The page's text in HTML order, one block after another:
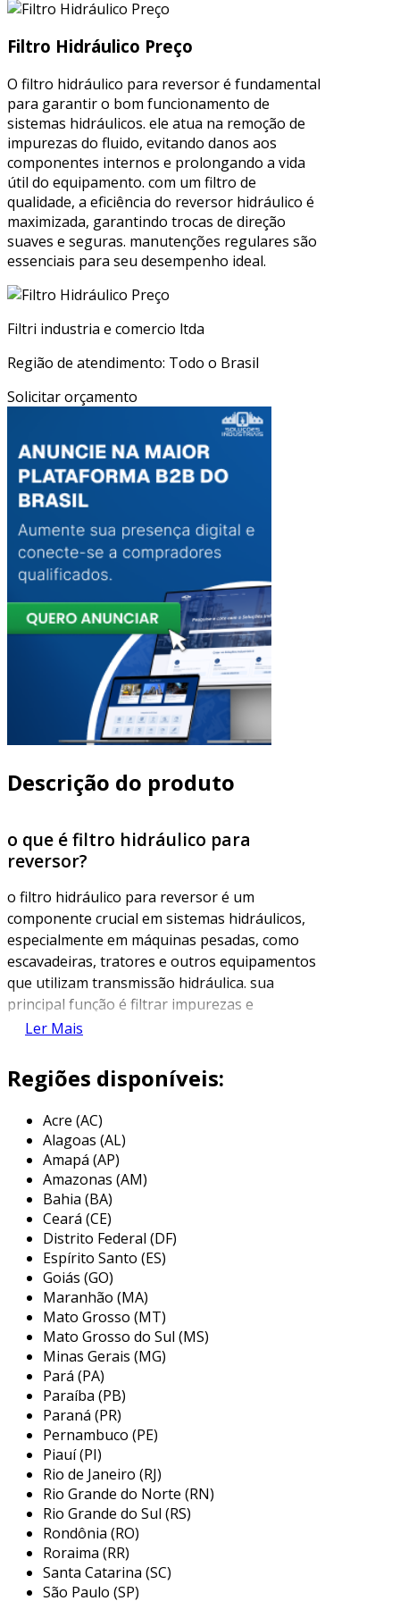
Filtro Hidráulico Preço
O filtro hidráulico para reversor é fundamental
para garantir o bom funcionamento de
sistemas hidráulicos. ele atua na remoção de
impurezas do fluido, evitando danos aos
componentes internos e prolongando a vida
útil do equipamento. com um filtro de
qualidade, a eficiência do reversor hidráulico é
maximizada, garantindo trocas de direção
suaves e seguras. manutenções regulares são
essenciais para seu desempenho ideal.
Filtri industria e comercio ltda
Região de atendimento: Todo o Brasil
Solicitar orçamento
Descrição do produto
o que é filtro hidráulico para
reversor?
o filtro hidráulico para reversor é um
componente crucial em sistemas hidráulicos,
especialmente em máquinas pesadas, como
escavadeiras, tratores e outros equipamentos
que utilizam transmissão hidráulica. sua
principal função é filtrar impurezas e
contaminantes do fluido hidráulico, garantindo
evitando danos aos componentes internos.
o filtro também desempenha um papel vital na
manutenção da temperatura do fluido,
contribuindo para a longevidade e
desempenho do equipamento. a sujeira e
outros resíduos que possam acumular-se no
fluido hidráulico podem causar sérios prejuízos
ao funcionamento do reversor e,
consequentemente, do maquinário como um
todo.
principais aplicações do filtro
hidráulico para reversor
os filtros hidráulicos são amplamente utilizados
em diversas aplicações industriais e de
construção, sendo especialmente relevantes
em sistemas que requerem controle preciso do
movimento. algumas das principais aplicações
incluem:
máquinas de construção:
escavadeiras e retroescavadeiras, onde a
movimentação precisa do reversor é
Ler Mais
Regiões disponíveis:
Acre (AC)
Alagoas (AL)
Amapá (AP)
Amazonas (AM)
Bahia (BA)
Ceará (CE)
Distrito Federal (DF)
Espírito Santo (ES)
Goiás (GO)
Maranhão (MA)
Mato Grosso (MT)
Mato Grosso do Sul (MS)
Minas Gerais (MG)
Pará (PA)
Paraíba (PB)
Paraná (PR)
Pernambuco (PE)
Piauí (PI)
Rio de Janeiro (RJ)
Rio Grande do Norte (RN)
Rio Grande do Sul (RS)
Rondônia (RO)
Roraima (RR)
Santa Catarina (SC)
São Paulo (SP)